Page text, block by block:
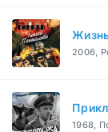
2006,
1968,